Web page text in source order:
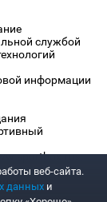
службой
информации
веб-сайта.
данных и